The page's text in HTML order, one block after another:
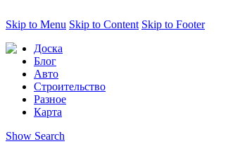
Skip to Menu Skip to Content Skip to Footer
Доска
Блог
Авто
Строительство
Разное
Карта
Show Search